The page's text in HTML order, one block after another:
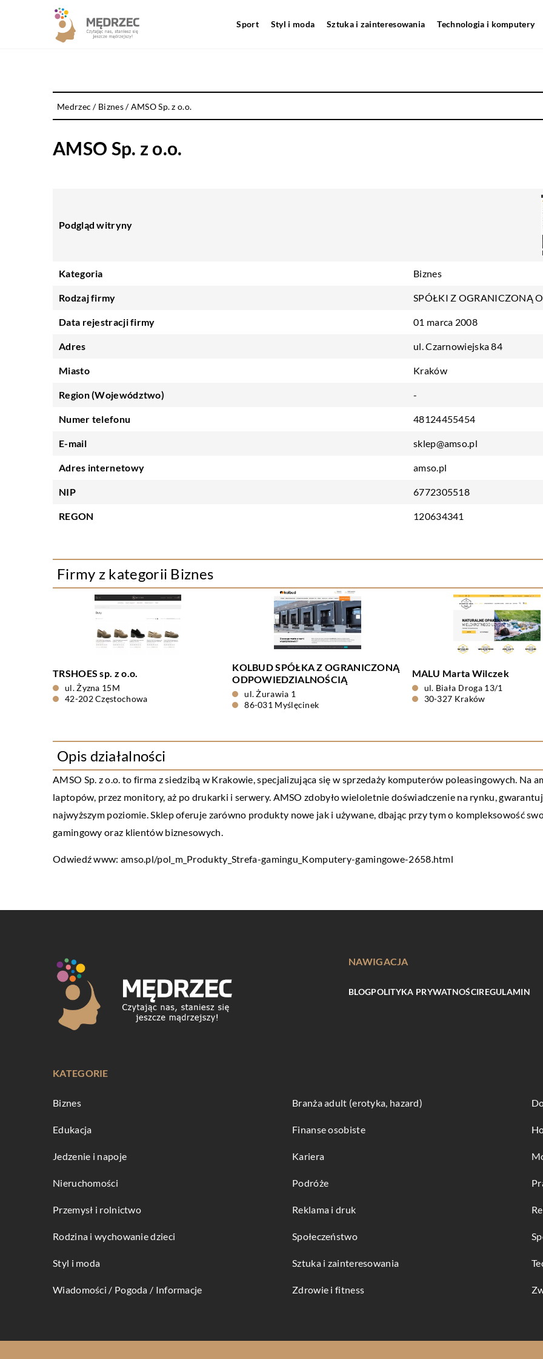
Sport Styl i moda Sztuka i zainteresowania Technologia i komputery
Medrzec / Biznes/AMSO Sp. z o.o.
AMSO Sp. z o.o.
Podgląd witryny
Kategoria Biznes
Rodzaj firmy SPÓŁKI Z OGRANICZONĄ
Data rejestracji firmy 01 marca 2008
Adres ul. Czarnowiejska 84
Miasto Kraków
Region (Województwo) -
Numer telefonu 48124455454
E-mail sklep@amso.pl
Adres internetowy amso.pl
NIP 6772305518
REGON 120634341
Firmy z kategorii Biznes
TRSHOES sp. z o.o.
ul. Żyzna 15M
42-202 Częstochowa
KOLBUD SPÓŁKA Z OGRANICZONĄ
ODPOWIEDZIALNOŚCIĄ
ul. Żurawia 1
86-031 Myślęcinek
MALU Marta Wilczek
ul. Biała Droga 13/1
30-327 Kraków
Opis działalności
AMSO Sp. z o.o. to firma z siedzibą w Krakowie, specjalizująca się w sprzedaży komputerów poleasingowych. Na
laptopów, przez monitory, aż po drukarki i serwery. AMSO zdobyło wieloletnie doświadczenie na rynku,
najwyższym poziomie. Sklep oferuje zarówno produkty nowe jak i używane, dbając przy tym o kompleksowość
gamingowy oraz klientów biznesowych.
Odwiedź www: amso.pl/pol_m_Produkty_Strefa-gamingu_Komputery-gamingowe-2658.html
NAWIGACJA
BLOGPOLITYKA PRYWATNOŚCIREGULAMIN
KATEGORIE
Biznes Branża adult (erotyka, hazard)
Edukacja Finanse osobiste
Jedzenie i napoje Kariera
Nieruchomości Podróże
Przemysł i rolnictwo Reklama i druk
Rodzina i wychowanie dzieci Społeczeństwo
Styl i moda Sztuka i zainteresowania
Wiadomości / Pogoda / Informacje Zdrowie i fitness